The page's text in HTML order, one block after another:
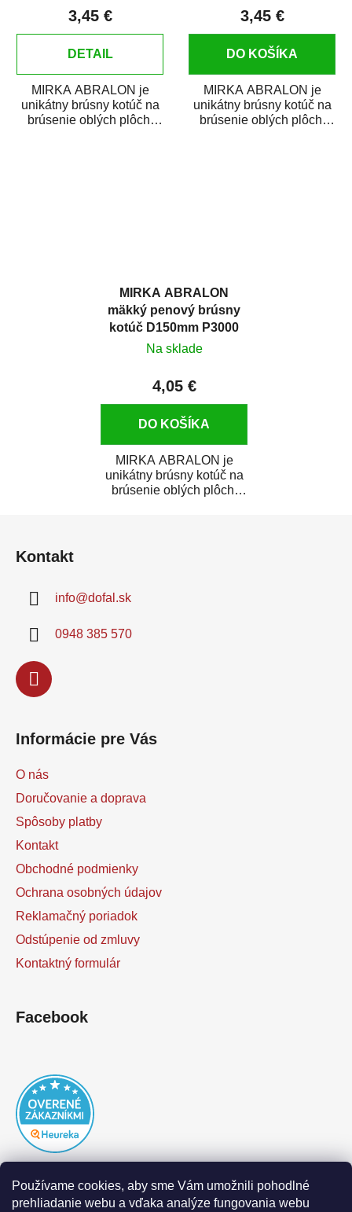
Používame cookies, aby sme Vám umožnili pohodlné
prehliadanie webu a vďaka analýze fungovania webu
3,45 €
DETAIL
MIRKA ABRALON je
unikátny brúsny kotúč na
brúsenie oblých plôch,
3,45 €
DO KOŠÍKA
MIRKA ABRALON je
unikátny brúsny kotúč na
brúsenie oblých plôch,
MIRKA ABRALON
mäkký penový brúsny
kotúč D150mm P3000
Na sklade
4,05 €
DO KOŠÍKA
MIRKA ABRALON je
unikátny brúsny kotúč na
brúsenie oblých plôch,
Kontakt
info@dofal.sk
0948 385 570
Informácie pre Vás
O nás
Doručovanie a doprava
Spôsoby platby
Kontakt
Obchodné podmienky
Ochrana osobných údajov
Reklamačný poriadok
Odstúpenie od zmluvy
Kontaktný formulár
Facebook